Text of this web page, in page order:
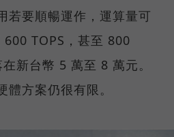
若要順暢運作，運算量可
TOPS，甚至 800
新台幣 5 萬至 8 萬元。
方案仍很有限。